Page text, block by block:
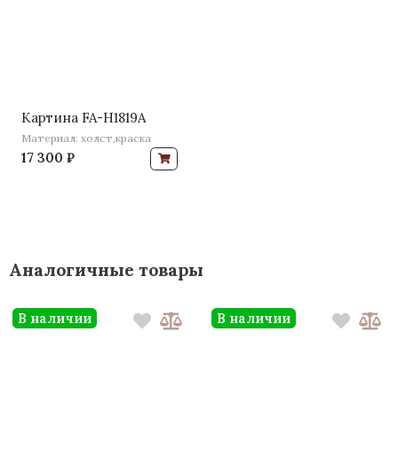
Картина FA-H1819A
Материал: холст,краска
17 300 ₽
Аналогичные товары
В наличии В наличии